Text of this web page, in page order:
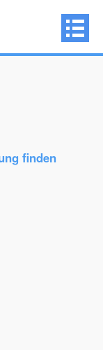
finden